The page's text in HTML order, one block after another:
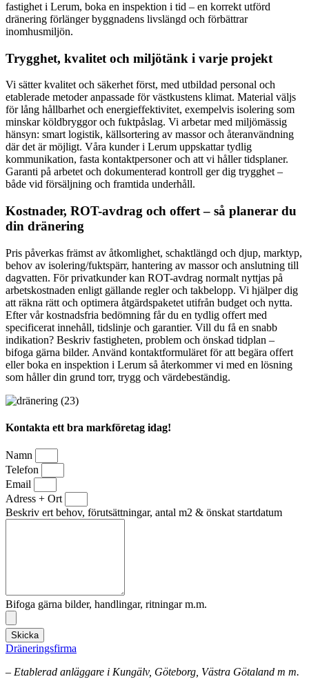
fastighet i Lerum, boka en inspektion i tid – en korrekt utförd
dränering förlänger byggnadens livslängd och förbättrar
inomhusmiljön.
Trygghet, kvalitet och miljötänk i varje projekt
Vi sätter kvalitet och säkerhet först, med utbildad personal och
etablerade metoder anpassade för västkustens klimat. Material väljs
för lång hållbarhet och energieffektivitet, exempelvis isolering som
minskar köldbryggor och fuktpåslag. Vi arbetar med miljömässig
hänsyn: smart logistik, källsortering av massor och återanvändning
där det är möjligt. Våra kunder i Lerum uppskattar tydlig
kommunikation, fasta kontaktpersoner och att vi håller tidsplaner.
Garanti på arbetet och dokumenterad kontroll ger dig trygghet –
både vid försäljning och framtida underhåll.
Kostnader, ROT-avdrag och offert – så planerar du
din dränering
Pris påverkas främst av åtkomlighet, schaktlängd och djup, marktyp,
behov av isolering/fuktspärr, hantering av massor och anslutning till
dagvatten. För privatkunder kan ROT-avdrag normalt nyttjas på
arbetskostnaden enligt gällande regler och takbelopp. Vi hjälper dig
att räkna rätt och optimera åtgärdspaketet utifrån budget och nytta.
Efter vår kostnadsfria bedömning får du en tydlig offert med
specificerat innehåll, tidslinje och garantier. Vill du få en snabb
indikation? Beskriv fastigheten, problem och önskad tidplan –
bifoga gärna bilder. Använd kontaktformuläret för att begära offert
eller boka en inspektion i Lerum så återkommer vi med en lösning
som håller din grund torr, trygg och värdebeständig.
Kontakta ett bra markföretag idag!
Namn
Telefon
Email
Adress + Ort
Beskriv ert behov, förutsättningar, antal m2 & önskat startdatum
Bifoga gärna bilder, handlingar, ritningar m.m.
Skicka
Dräneringsfirma
– Etablerad anläggare i Kungälv, Göteborg, Västra Götaland m m.